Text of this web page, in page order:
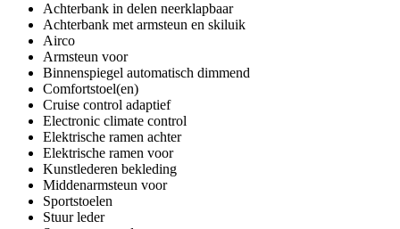
Achterbank in delen neerklapbaar
Achterbank met armsteun en skiluik
Airco
Armsteun voor
Binnenspiegel automatisch dimmend
Comfortstoel(en)
Cruise control adaptief
Electronic climate control
Elektrische ramen achter
Elektrische ramen voor
Kunstlederen bekleding
Middenarmsteun voor
Sportstoelen
Stuur leder